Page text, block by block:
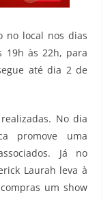
no local nos dias
19h às 22h, para
até dia 2 de
No dia
promove uma
Já no
Laurah leva à
um show